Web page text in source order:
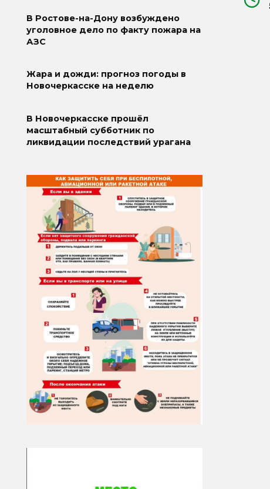
В Ростове-на-Дону возбуждено
уголовное дело по факту пожара на
АЗС
Жара и дожди: прогноз погоды в
Новочеркасске на неделю
В Новочеркасске прошёл
масштабный субботник по
ликвидации последствий урагана